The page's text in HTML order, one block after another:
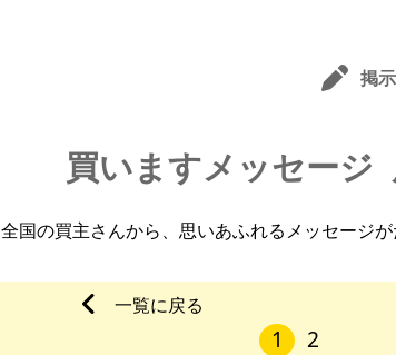
掲
買いますメッセージ
全国の買主さんから、 思いあふれるメッセージが
一覧に戻る
1 2